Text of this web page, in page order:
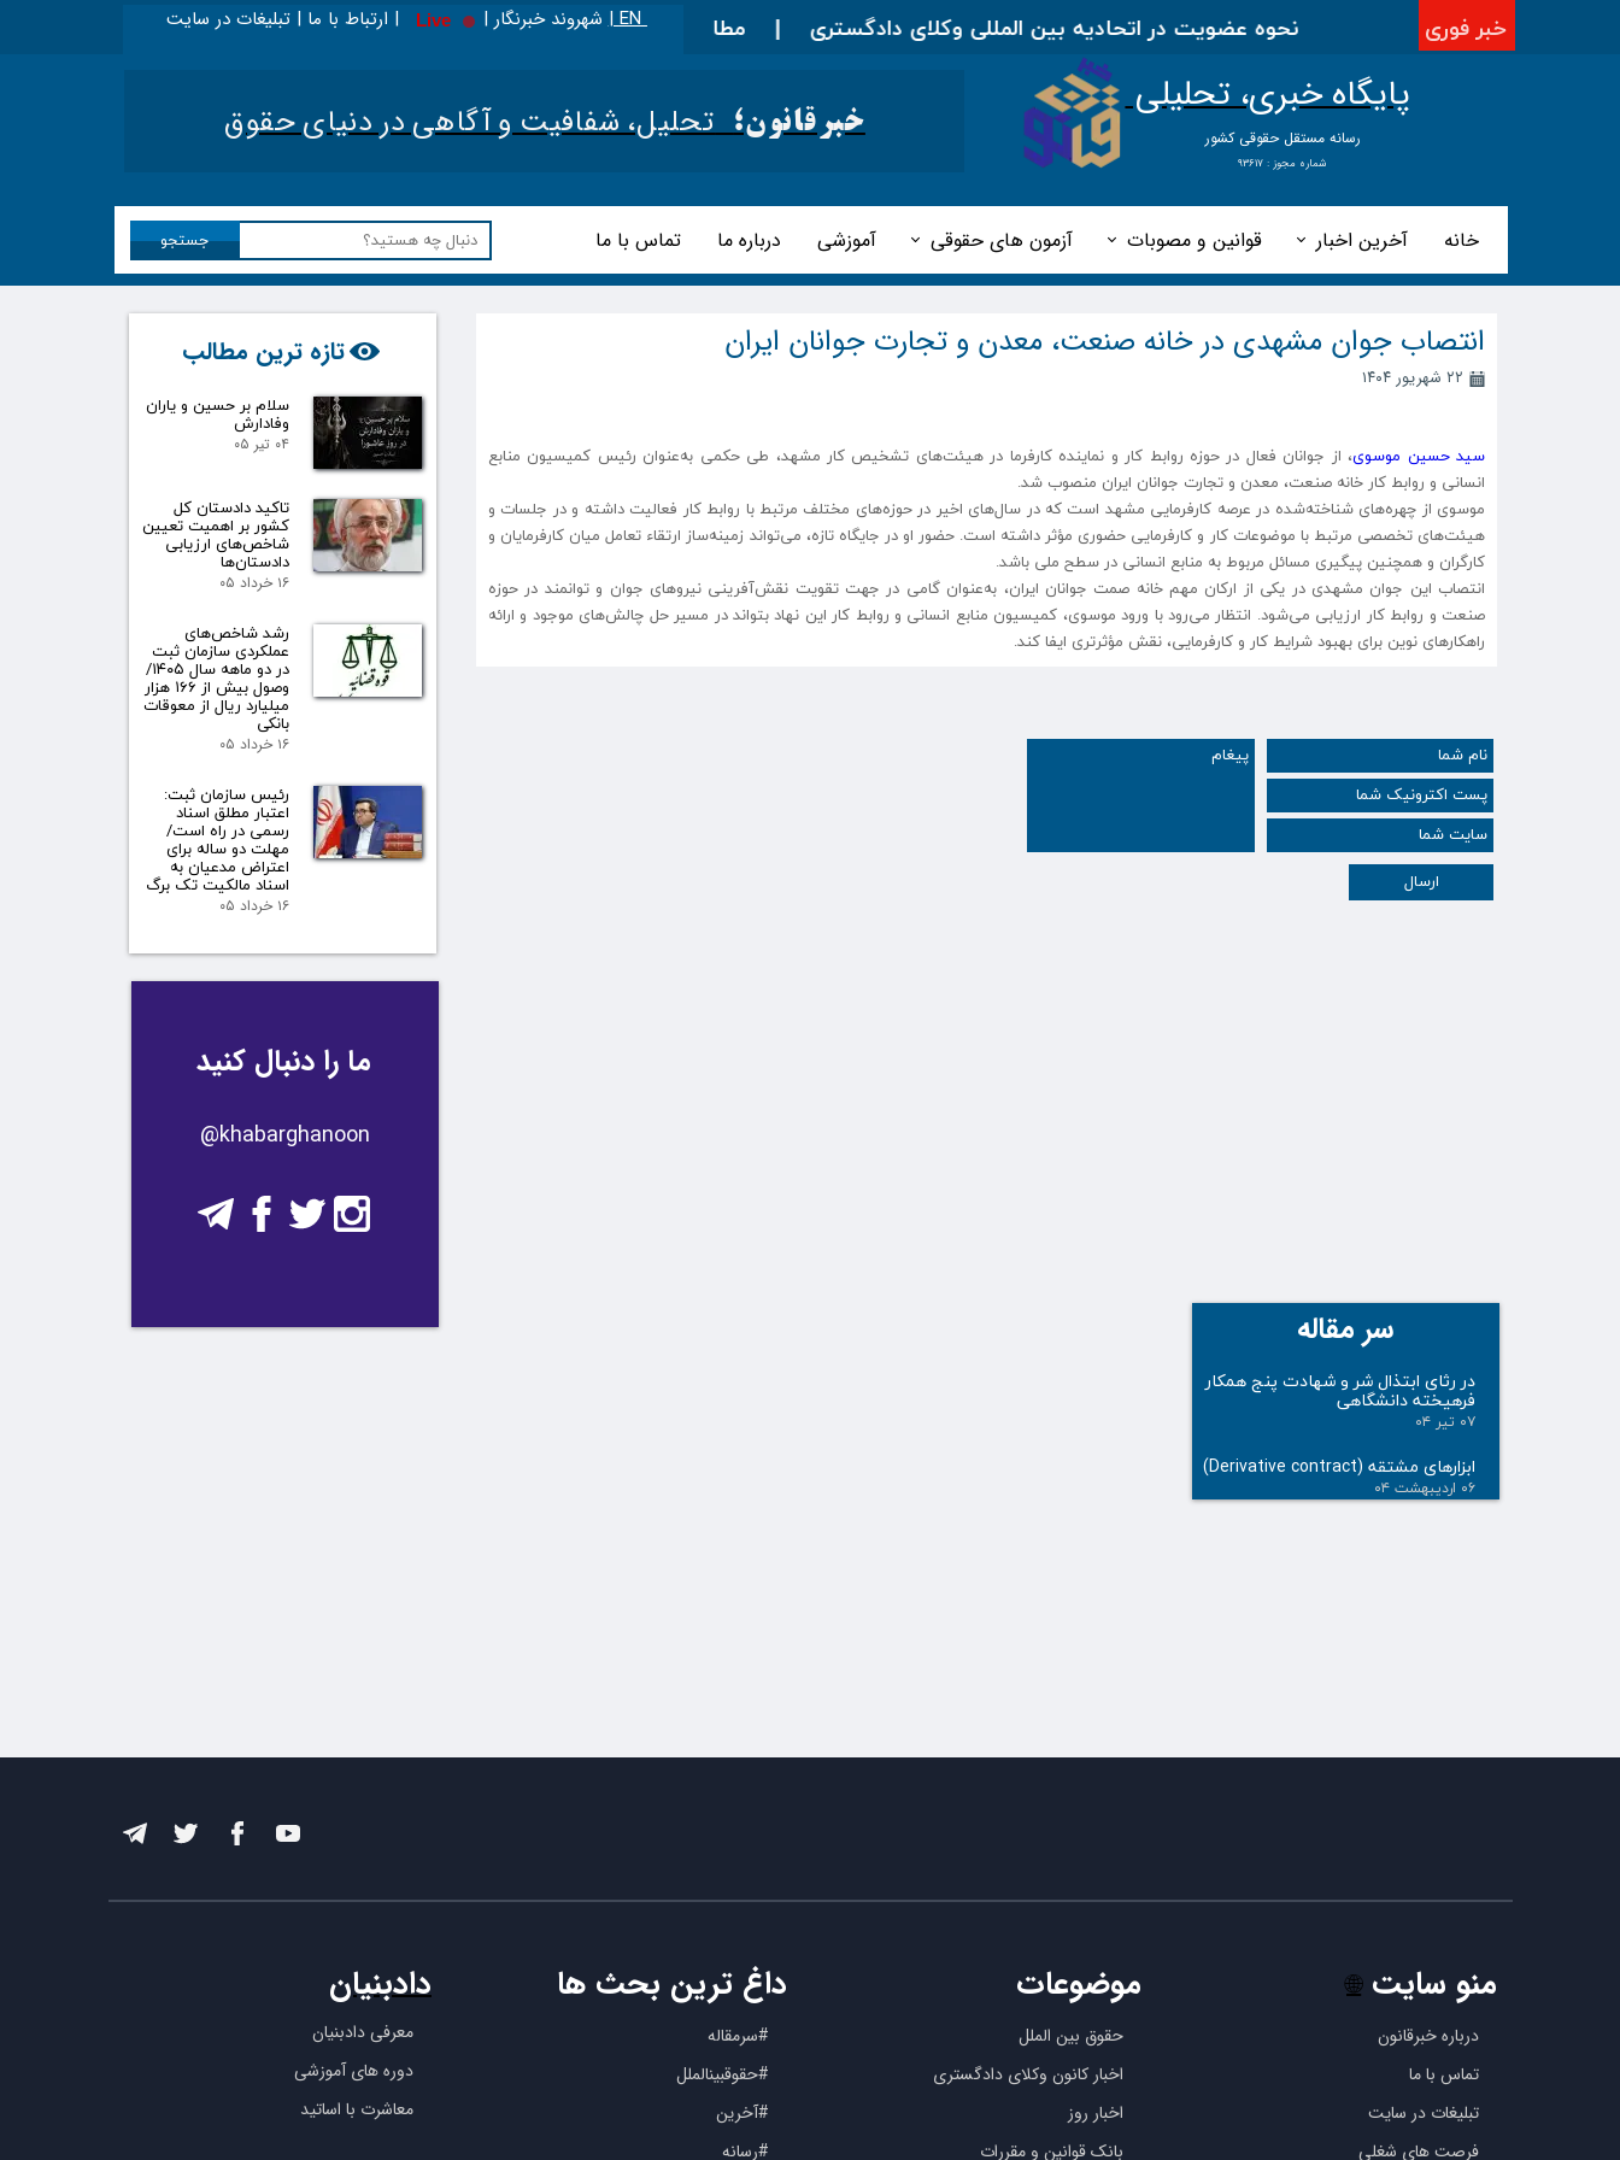
نحوه عضویت در اتحادیه بین المللی وکلای دادگستری|مطالب آموزشی را در اینجا بخوانید - ویژه حقوقدانان|تحلیل اخبار حقوقی کشور خبر فوری EN | شهروند خبرنگار | | ارتباط با ما | تبلیغات در سایت
Live
پایگاه خبری، تحلیلی
​​​​رسانه مستقل حقوقی کشور
شماره مجوز : ۹۳۶۱۷
خبرقانون؛ تحلیل، شفافیت و آگاهی در دنیای حقوق​​​​​​​
خانه آخرین اخبار قوانین و مصوبات آزمون های حقوقی آموزشی درباره ما تماس با ما جستجو
انتصاب جوان مشهدی در خانه صنعت، معدن و تجارت جوانان ایران
۲۲ شهریور ۱۴۰۴
سید حسین موسوی، از جوانان فعال در حوزه روابط کار و نماینده کارفرما در هیئت‌های تشخیص کار مشهد، طی حکمی به‌عنوان رئیس کمیسیون منابع
انسانی و روابط کار خانه صنعت، معدن و تجارت جوانان ایران منصوب شد.
موسوی از چهره‌های شناخته‌شده در عرصه کارفرمایی مشهد است که در سال‌های اخیر در حوزه‌های مختلف مرتبط با روابط کار فعالیت داشته و در جلسات و
هیئت‌های تخصصی مرتبط با موضوعات کار و کارفرمایی حضوری مؤثر داشته است. حضور او در جایگاه تازه، می‌تواند زمینه‌ساز ارتقاء تعامل میان کارفرمایان و
کارگران و همچنین پیگیری مسائل مربوط به منابع انسانی در سطح ملی باشد.
انتصاب این جوان مشهدی در یکی از ارکان مهم خانه صمت جوانان ایران، به‌عنوان گامی در جهت تقویت نقش‌آفرینی نیروهای جوان و توانمند در حوزه
صنعت و روابط کار ارزیابی می‌شود. انتظار می‌رود با ورود موسوی، کمیسیون منابع انسانی و روابط کار این نهاد بتواند در مسیر حل چالش‌های موجود و ارائه
راهکارهای نوین برای بهبود شرایط کار و کارفرمایی، نقش مؤثرتری ایفا کند.
ارسال
تازه ترین مطالب
سلام بر حسین و یاران
وفادارش
۰۴ تیر ۰۵
تاکید دادستان کل
کشور بر اهمیت تعیین
شاخص‌های ارزیابی
دادستان‌ها
۱۶ خرداد ۰۵
رشد شاخص‌های
عملکردی سازمان ثبت
در دو ماهه سال ۱۴۰۵/
وصول بیش از ۱۶۶ هزار
میلیارد ریال از معوقات
بانکی
۱۶ خرداد ۰۵
رئیس سازمان ثبت:
اعتبار مطلق اسناد
رسمی در راه است/
مهلت دو ساله برای
اعتراض مدعیان به
اسناد مالکیت تک برگ
۱۶ خرداد ۰۵
سر مقاله
در رثای ابتذال شر و شهادت پنج همکار
فرهیخته دانشگاهی
۰۷ تیر ۰۴
ابزارهای مشتقه (Derivative contract)
۰۶ اردیبهشت ۰۴
​​@khabarghanoon
ما را دنبال کنید
درباره خبرقانون
تماس با ما
تبلیغات در سایت
فرصت های شغلی
منو سایت 🌐
معرفی دادبنیان
دوره های آموزشی
معاشرت با اساتید
دادبنیان
حقوق بین الملل
اخبار کانون وکلای دادگستری
اخبار روز
بانک قوانین و مقررات
موضوعات
#سرمقاله
#حقوقبینالملل
#آخرین
#رسانه
داغ ترین بحث ها